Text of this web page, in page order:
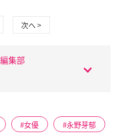
次へ >
集部
女優 永野芽郁